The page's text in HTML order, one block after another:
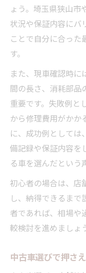
ょう。埼玉県狭山市
状況や保証内容にバ
ことで自分に合った
す。
また、現車確認時に
間の長さ、消耗部品
重要です。失敗例と
から修理費用がかか
に、成功例としては
備記録や保証内容を
る車を選んだという
初心者の場合は、店
し、納得できるま
者であれば、相場や
較検討を進めましょ
中古車選びで押さ